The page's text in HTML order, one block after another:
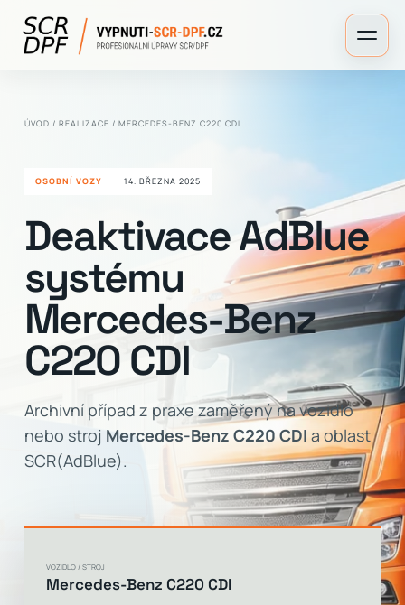
ÚVOD / REALIZACE / MERCEDES-BENZ C220 CDI
OSOBNÍ VOZY 14. BŘEZNA 2025
Deaktivace AdBlue
systému
Mercedes-Benz
C220 CDI
Archivní případ z praxe zaměřený na vozidlo
nebo stroj Mercedes-Benz C220 CDIa oblast
SCR(AdBlue).
VOZIDLO / STROJ
Mercedes-Benz C220 CDI